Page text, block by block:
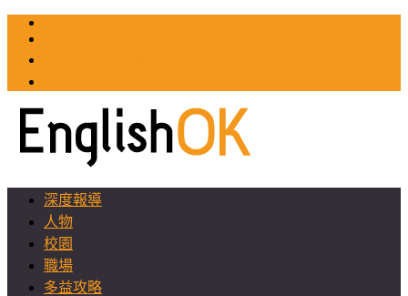
深度報導
人物
校園
職場
多益攻略